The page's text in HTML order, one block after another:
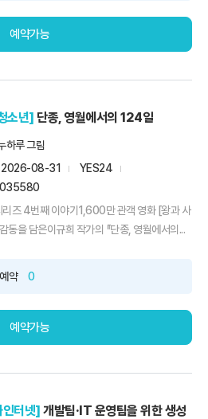
예약가능
소년] 단종, 영월에서의 124일
하루 그림
2026-08-31
YES24
리즈 4번째 이야기1,600만 관객 영화 [왕과 사
동을 담은이규희 작가의 『단종, 영월에서의...
예약 0
예약가능
인터넷] 개발팀·IT 운영팀을 위한 생성